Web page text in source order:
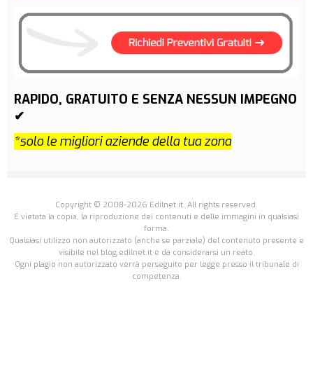
RAPIDO, GRATUITO E SENZA NESSUN IMPEGNO
✔
*solo le migliori aziende della tua zona
Copyright © 2008-2026 Edilnet.it. All rights reserved.
É vietata la copia, la riproduzione dei contenuti e delle immagini in qualsiasi
forma.
Qualsiasi utilizzo non autorizzato (anche se parziale) del contenuto presente e
visibile nel blog.edilnet.it è da considerarsi un reato.
Ogni plagio non autorizzato verrà perseguito per legge presso il tribunale di
competenza.